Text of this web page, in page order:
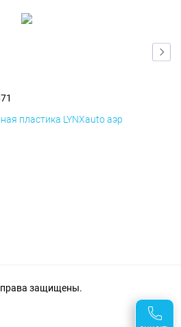
пластика LYNXauto аэр
защищены.